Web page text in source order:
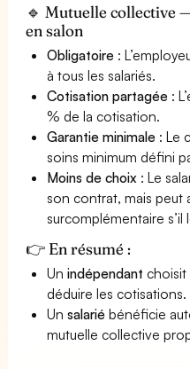
🔹 Mutuelle collective
en salon
Obligatoire :
à tous les salariés.
Cotisation partagée :
% de la cotisation.
Garantie minimale : Le
soins minimum défini
Moins de choix : Le
son contrat, mais peut
surcomplémentaire s’il
👉 En résumé :
Unindépendant choisit
déduire les cotisations.
Unsalarié bénéficie
mutuelle collective